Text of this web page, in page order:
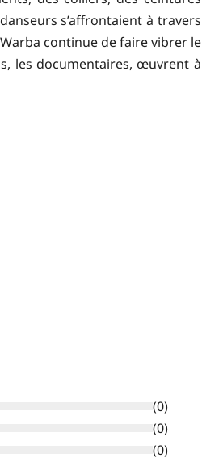
s’affrontaient à travers
continue de faire vibrer le
les documentaires, œuvrent à
(0)
(0)
(0)